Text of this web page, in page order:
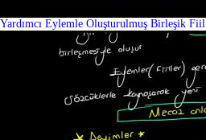
Yardımcı Eylemle Oluşturulmuş Birleşik Fiil